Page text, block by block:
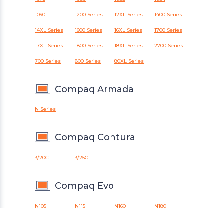
1090 1200 Series 12XL Series 1400 Series
14XL Series 1600 Series 16XL Series 1700 Series
17XL Series 1800 Series 18XL Series 2700 Series
700 Series 800 Series 80XL Series
Compaq Armada
N Series
Compaq Contura
3/20C 3/25C
Compaq Evo
N105 N115 N160 N180